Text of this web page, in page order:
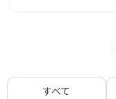
すべて